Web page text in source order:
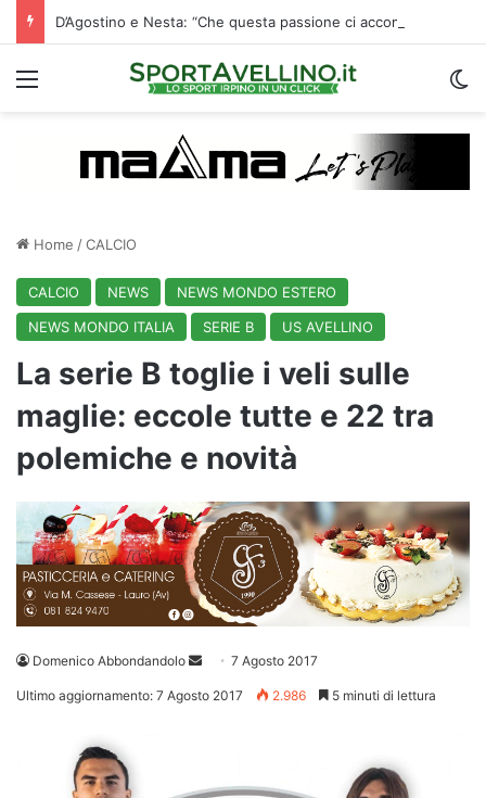
Menu
Home /CALCIO
CALCIO NEWS
NEWS MONDO ESTERO
NEWS MONDO ITALIA
SERIE B US AVELLINO
La serie B toglie i veli sulle
maglie: eccole tutte e 22 tra
polemiche e novità
Domenico Abbondandolo
Invia 7 Agosto 2017
Ultimo aggiornamento: 7 Agosto 2017 2.986 5 minuti di lettura